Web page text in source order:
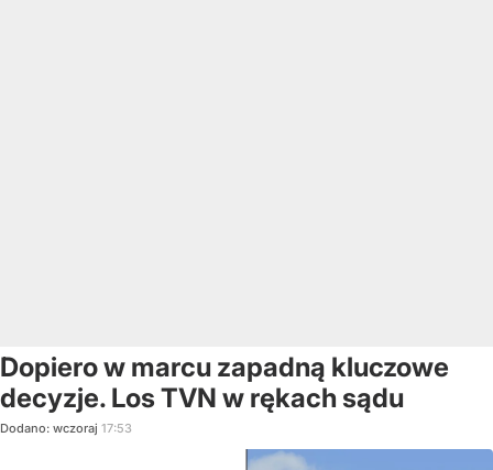
Dopiero w marcu zapadną kluczowe
decyzje. Los TVN w rękach sądu
Dodano: wczoraj 17:53